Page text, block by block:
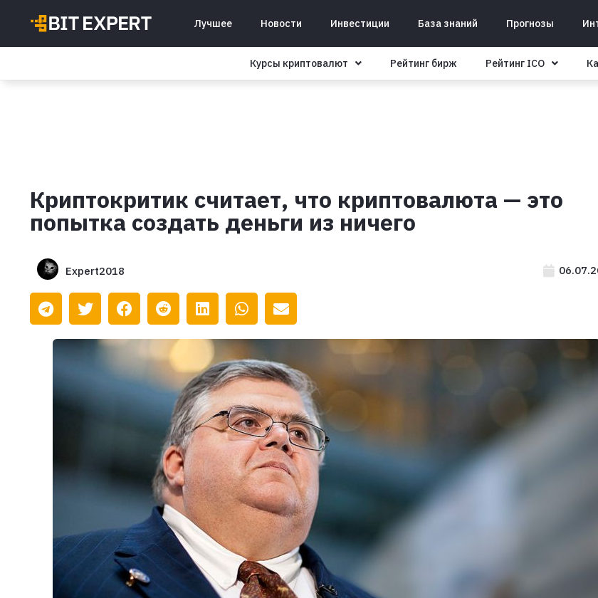
Лучшее Новости Инвестиции База знаний Прогнозы
Курсы криптовалют Рейтинг бирж Рейтинг ICO
Криптокритик считает, что криптовалюта — это
попытка создать деньги из ничего
Expert2018